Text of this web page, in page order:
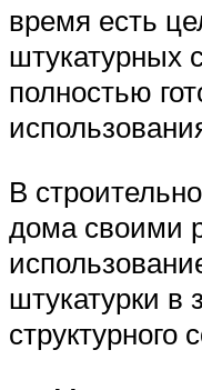
время есть
штукатурных
полностью
В
дома своими
штукатурки в
структурного